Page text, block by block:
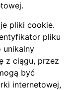
pliki cookie.
pliku
z ciągu, przez
być
internetowej,